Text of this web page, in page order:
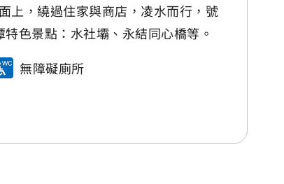
上，繞過住家與商店，凌水而行，號
色景點：水社壩、永結同心橋等。
無障礙廁所